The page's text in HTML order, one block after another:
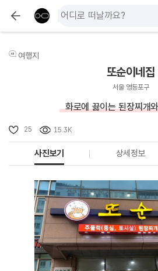
여행지
또순이네집
서울 영등포구
화로에 끓이는 된장찌개
25 15.3K
사진보기 상세정보